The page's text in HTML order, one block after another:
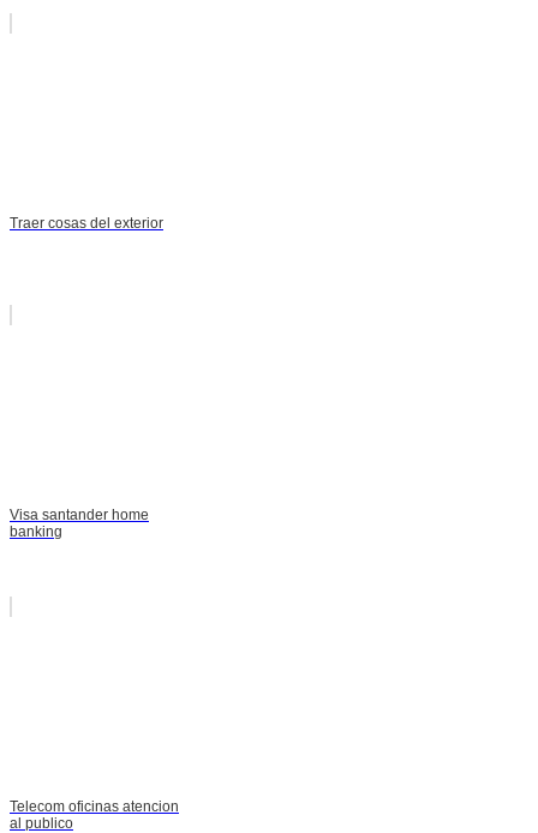
Traer cosas del exterior
Visa santander home
banking
Telecom oficinas atencion
al publico